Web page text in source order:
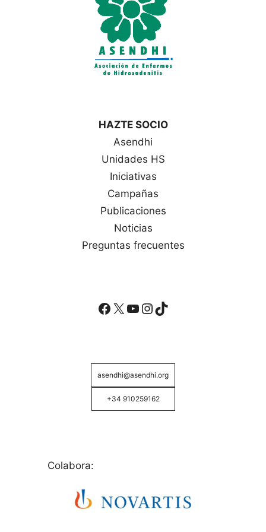
HAZTE SOCIO
Asendhi
Unidades HS
Iniciativas
Campañas
Publicaciones
Noticias
Preguntas frecuentes
Facebook
X YouTube
Instagram
TikTok
asendhi@asendhi.org
+34 910259162
Colabora: